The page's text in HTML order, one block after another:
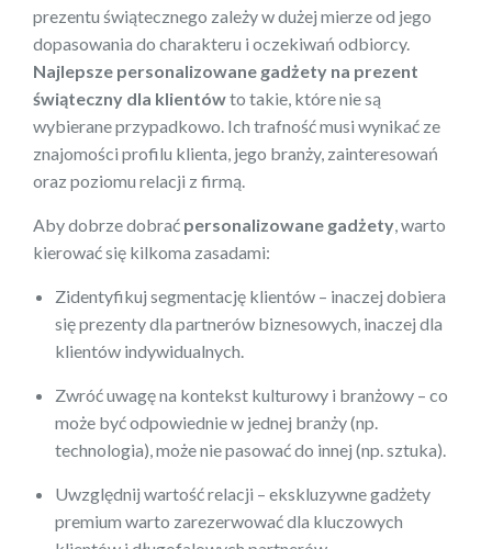
prezentu świątecznego zależy w dużej mierze od jego
dopasowania do charakteru i oczekiwań odbiorcy.
Najlepsze personalizowane gadżety na prezent
świąteczny dla klientówto takie, które nie są
wybierane przypadkowo. Ich trafność musi wynikać ze
znajomości profilu klienta, jego branży, zainteresowań
oraz poziomu relacji z firmą.
Aby dobrze dobrać personalizowane gadżety , warto
kierować się kilkoma zasadami:
Zidentyfikuj segmentację klientów – inaczej dobiera
się prezenty dla partnerów biznesowych, inaczej dla
klientów indywidualnych.
Zwróć uwagę na kontekst kulturowy i branżowy – co
może być odpowiednie w jednej branży (np.
technologia), może nie pasować do innej (np. sztuka).
Uwzględnij wartość relacji – ekskluzywne gadżety
premium warto zarezerwować dla kluczowych